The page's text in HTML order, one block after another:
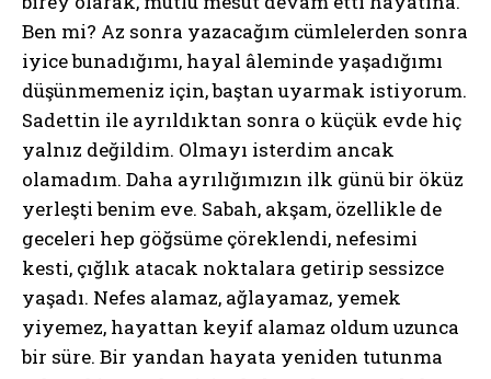
Ben mi? Az sonra yazacağım cümlelerden sonra
iyice bunadığımı, hayal âleminde yaşadığımı
düşünmemeniz için, baştan uyarmak istiyorum.
Sadettin ile ayrıldıktan sonra o küçük evde hiç
yalnız değildim. Olmayı isterdim ancak
olamadım. Daha ayrılığımızın ilk günü bir öküz
yerleşti benim eve. Sabah, akşam, özellikle de
geceleri hep göğsüme çöreklendi, nefesimi
kesti, çığlık atacak noktalara getirip sessizce
yaşadı. Nefes alamaz, ağlayamaz, yemek
yiyemez, hayattan keyif alamaz oldum uzunca
bir süre. Bir yandan hayata yeniden tutunma